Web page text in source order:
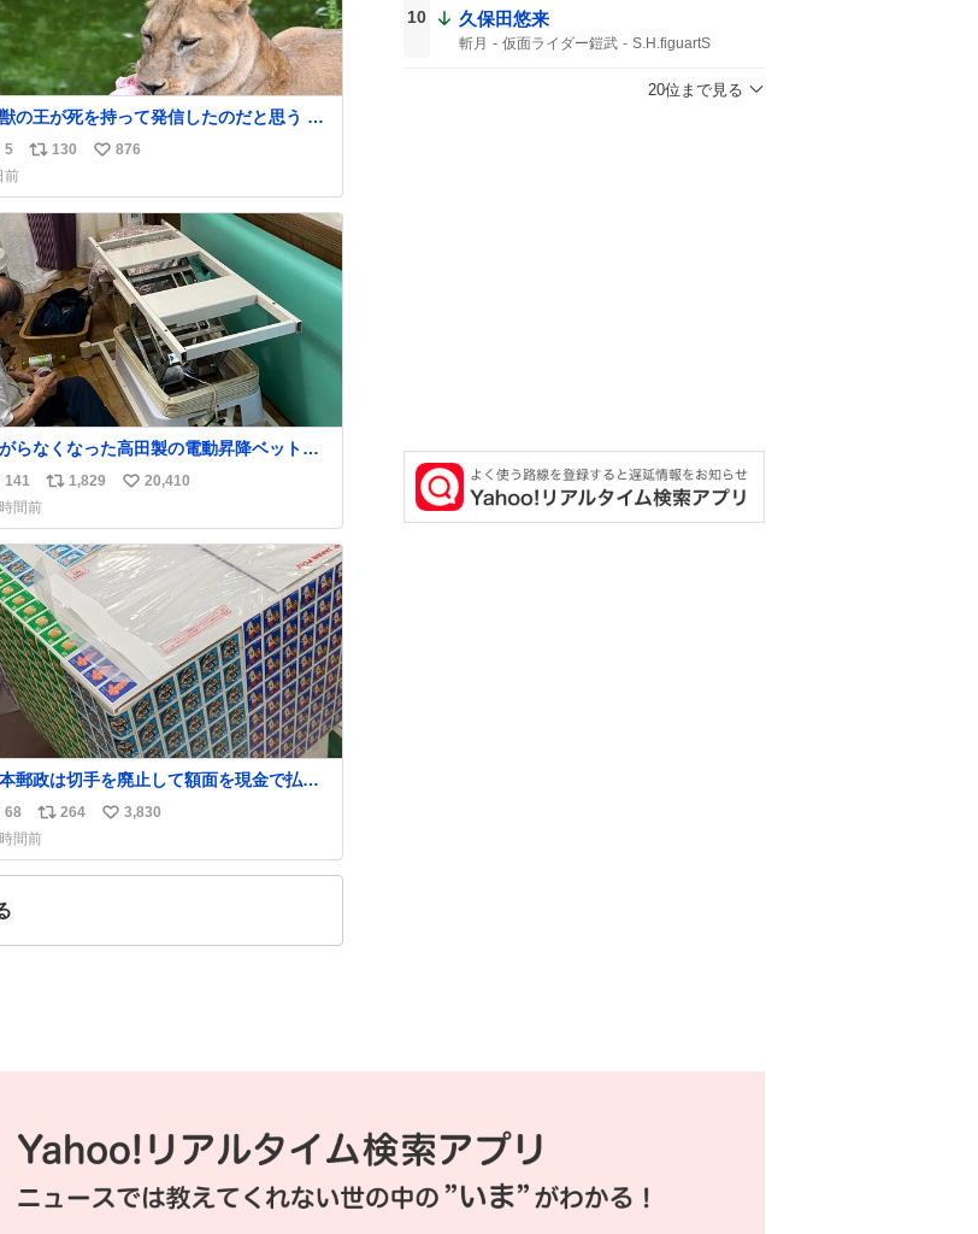
の王が死を持って発信したのだと思う 高
多湿が尋常でない日本の夏 どうか早急に飼
の環境を見直して 動物の命を護ってくださ
ンが助かりますように
ての動物の命が護られますように
多摩動物公園にて 残念ながら個体
別は出来ません
5
リ
ス
ト
数
130
い
ね
数
876
前
らなくなった高田製の電動昇降ベット。
ーカーからは、完全に見放されたんです
た。 うちの父
トヨタカローラのボディをオート生産す
工業ロボットの製作者なんですが、 父が
ベットの配線をハンダで修理している横
141
リ
ス
ト
数
1,829
い
ね
数
20,410
間前
郵政は切手を廃止して額面を現金で払い
せ2026 #日本郵政 @JapanPostHD_PR
68
リ
ポ
ス
264
い
ね
3,830
間前
10 久保田悠来
斬月 仮面ライダー鎧武
S.H.figuartS
20位まで見る